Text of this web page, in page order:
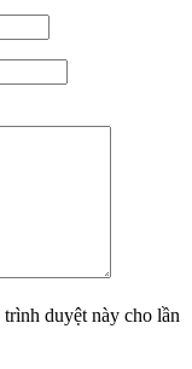
duyệt này cho lần